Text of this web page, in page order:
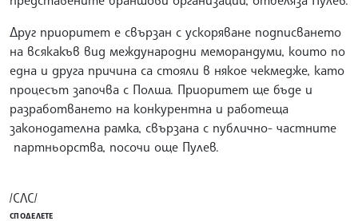
Друг приоритет е свързан с ускоряване подписването
на всякакъв вид международни меморандуми, които по
една и друга причина са стояли в някое чекмедже, като
процесът започва с Полша. Приоритет ще бъде и
разработването на конкурентна и работеща
законодателна рамка, свързана с публично- частните
партньорства, посочи още Пулев.
/СЛС/
СПОДЕЛЕТЕ